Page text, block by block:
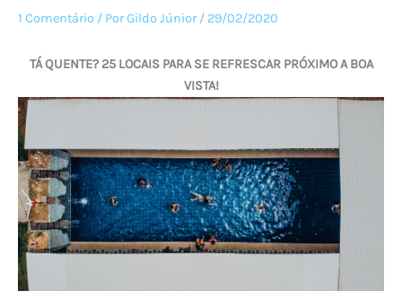
1 Comentário / PorGildo Júnior/ 29/02/2020
TÁ QUENTE? 25 LOCAIS PARA SE REFRESCAR PRÓXIMO A BOA
VISTA!